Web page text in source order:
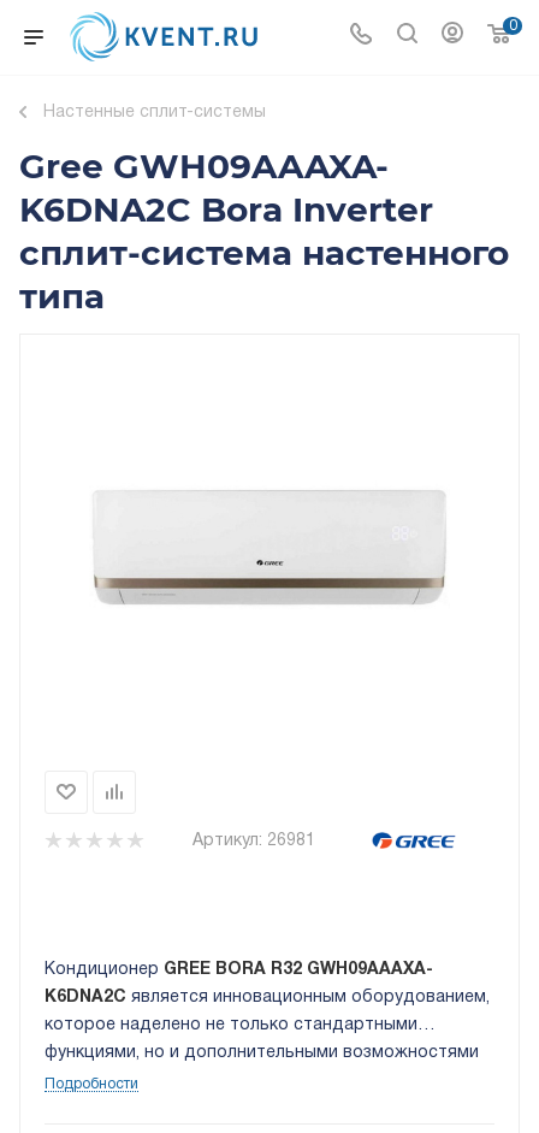
0
Настенные сплит-системы
Gree GWH09AAAXA-
K6DNA2C Bora Inverter
сплит-система настенного
типа
Артикул: 26981
Кондиционер GREE BORA R32 GWH09AAAXA-
K6DNA2C является инновационным оборудованием,
которое наделено не только стандартными
функциями, но и дополнительными возможностями
для создания здорового микроклимата внутри
Подробности